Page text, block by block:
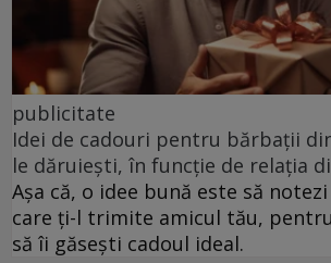
publicitate
Idei de cadouri pentru bărbații
le dăruiești, în funcție de relația
Așa că, o idee bună este să
care ți-l trimite amicul tău,
să îi găsești cadoul ideal.